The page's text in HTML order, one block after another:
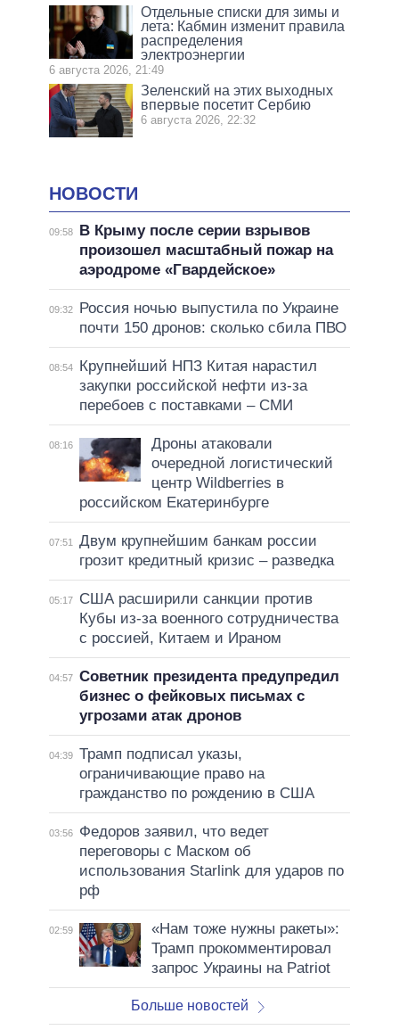
Отдельные списки для зимы и
лета: Кабмин изменит правила
распределения
электроэнергии
6 августа 2026, 21:49
Зеленский на этих выходных
впервые посетит Сербию
6 августа 2026, 22:32
НОВОСТИ
09:58
В Крыму после серии взрывов
произошел масштабный пожар на
аэродроме «Гвардейское»
09:32
Россия ночью выпустила по Украине
почти 150 дронов: сколько сбила ПВО
08:54
Крупнейший НПЗ Китая нарастил
закупки российской нефти из-за
перебоев с поставками – СМИ
08:16
Дроны атаковали
очередной логистический
центр Wildberries в
российском Екатеринбурге
07:51
Двум крупнейшим банкам россии
грозит кредитный кризис – разведка
05:17
США расширили санкции против
Кубы из-за военного сотрудничества
с россией, Китаем и Ираном
04:57 Советник президента предупредил
бизнес о фейковых письмах с
угрозами атак дронов
04:39 Трамп подписал указы,
ограничивающие право на
гражданство по рождению в США
03:56
Федоров заявил, что ведет
переговоры с Маском об
использования Starlink для ударов по
рф
02:59
«Нам тоже нужны ракеты»:
Трамп прокомментировал
запрос Украины на Patriot
Больше новостей